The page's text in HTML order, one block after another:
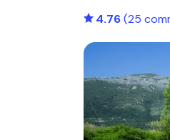
4.76(25